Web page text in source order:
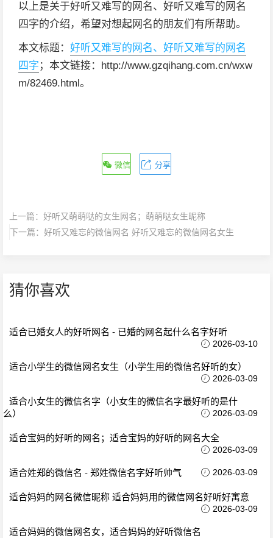
以上是关于好听又难写的网名、好听又难写的网名
四字的介绍，希望对想起网名的朋友们有所帮助。
本文标题： 好听又难写的网名、好听又难写的网名
四字 ；本文链接：http://www.gzqihang.com.cn/wxw
m/82469.html。
微信 分享
上一篇： 好听又萌萌哒的女生网名；萌萌哒女生昵称
下一篇： 好听又难忘的微信网名 好听又难忘的微信网名女生
猜你喜欢
适合已婚女人的好听网名 - 已婚的网名起什么名字好听
2026-03-10
适合小学生的微信网名女生（小学生用的微信名好听的女）
2026-03-09
适合小女生的微信名字（小女生的微信名字最好听的是什
么）
2026-03-09
适合宝妈的好听的网名；适合宝妈的好听的网名大全
2026-03-09
适合姓郑的微信名 - 郑姓微信名字好听帅气 2026-03-09
适合妈妈的网名微信昵称 适合妈妈用的微信网名好听好寓意
2026-03-09
适合妈妈的微信网名女，适合妈妈的好听微信名